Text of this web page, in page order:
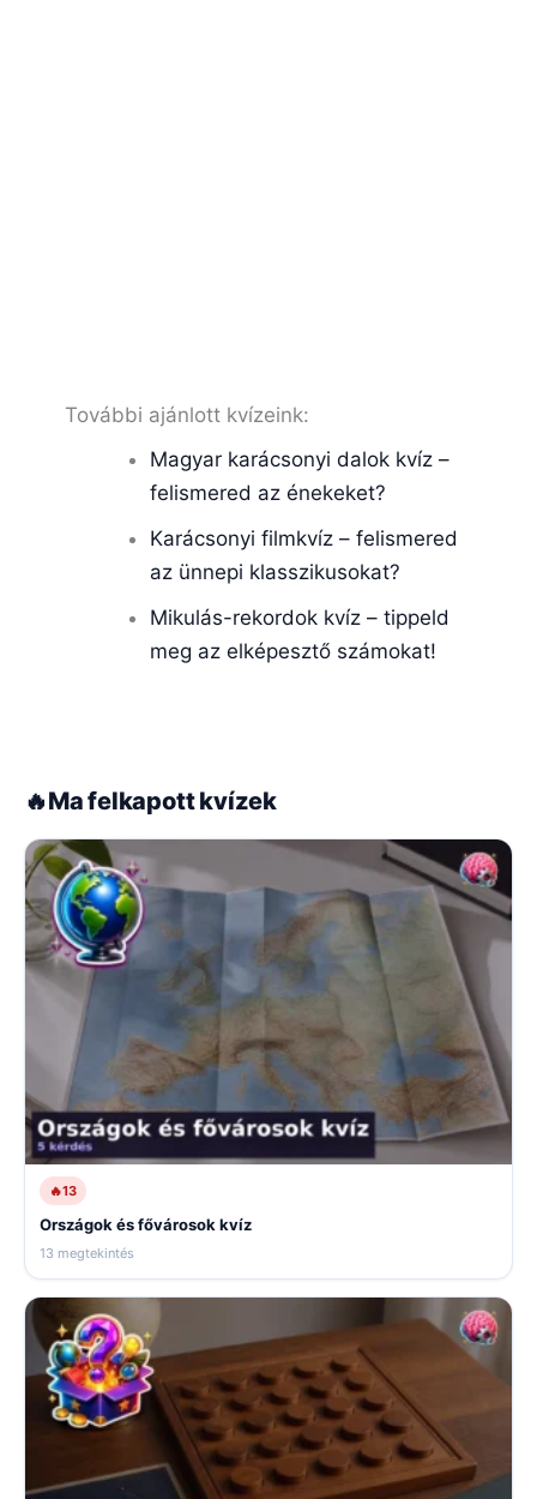
További ajánlott kvízeink:
Magyar karácsonyi dalok kvíz –
felismered az énekeket?
Karácsonyi filmkvíz – felismered
az ünnepi klasszikusokat?
Mikulás-rekordok kvíz – tippeld
meg az elképesztő számokat!
🔥Ma felkapott kvízek
🔥13
Országok és fővárosok kvíz
13 megtekintés